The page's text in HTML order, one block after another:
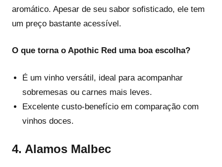
aromático. Apesar de seu sabor sofisticado, ele tem
um preço bastante acessível.
O que torna o Apothic Red uma boa escolha?
É um vinho versátil, ideal para acompanhar
sobremesas ou carnes mais leves.
Excelente custo-benefício em comparação com
vinhos doces.
4. Alamos Malbec